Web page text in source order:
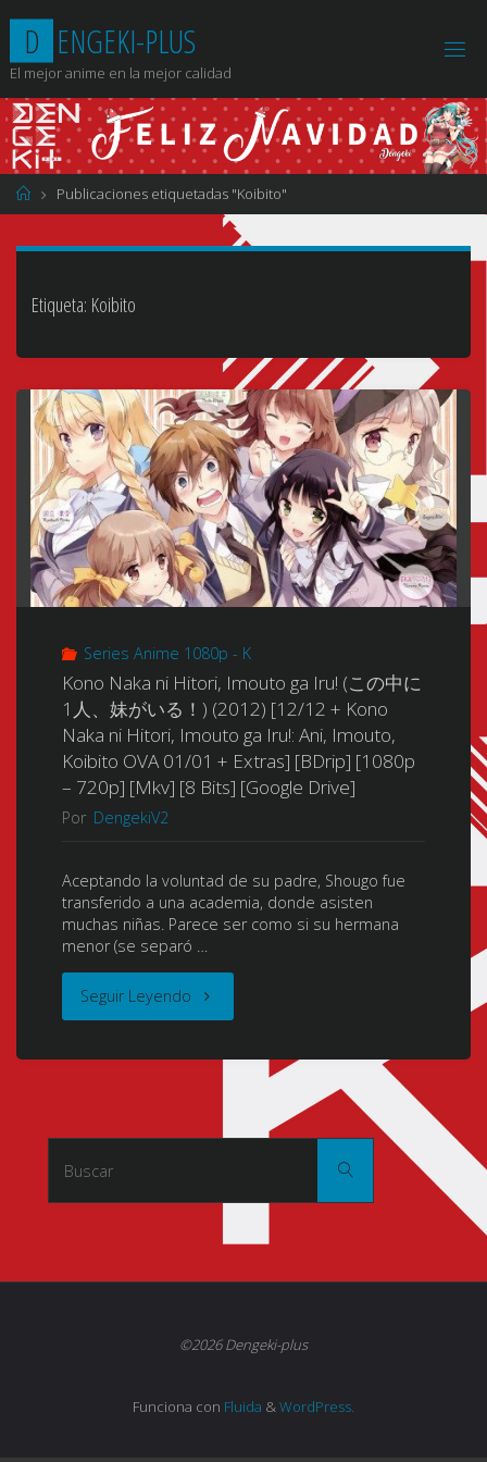
contenido
D ENGEKI-PLUS
El mejor anime en la mejor calidad
Página
de
Publicaciones etiquetadas "Koibito"
Etiqueta: Koibito
Series Anime 1080p - K
Kono Naka ni Hitori, Imouto ga Iru! (この中に
1人、妹がいる！) (2012) [12/12 + Kono
Naka ni Hitori, Imouto ga Iru!: Ani, Imouto,
Koibito OVA 01/01 + Extras] [BDrip] [1080p
– 720p] [Mkv] [8 Bits] [Google Drive]
Por DengekiV2
Aceptando la voluntad de su padre, Shougo fue
transferido a una academia, donde asisten
muchas niñas. Parece ser como si su hermana
menor (se separó …
Seguir Leyendo "Kono
Hitori,
中
Buscar:
Buscar
©2026 Dengeki-plus
Funciona con Fluida &WordPress.